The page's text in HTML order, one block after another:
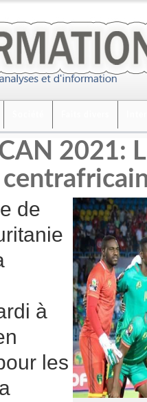
2021:
de
à
les